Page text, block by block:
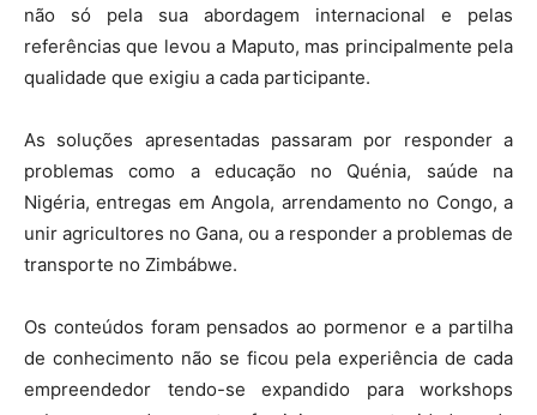
não só pela sua abordagem internacional e pelas
referências que levou a Maputo, mas principalmente pela
qualidade que exigiu a cada participante.
As soluções apresentadas passaram por responder a
problemas como a educação no Quénia, saúde na
Nigéria, entregas em Angola, arrendamento no Congo, a
unir agricultores no Gana, ou a responder a problemas de
transporte no Zimbábwe.
Os conteúdos foram pensados ao pormenor e a partilha
de conhecimento não se ficou pela experiência de cada
empreendedor tendo-se expandido para workshops